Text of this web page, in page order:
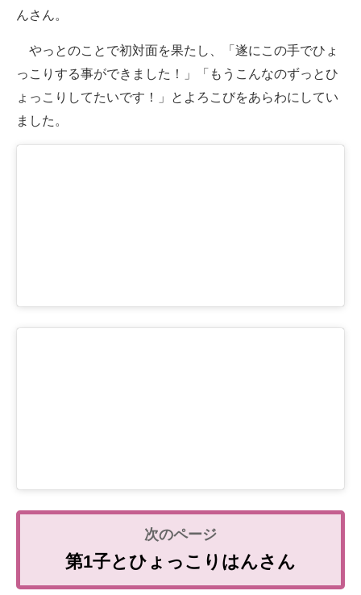
んさん。
やっとのことで初対面を果たし、「遂にこの手でひょ
っこりする事ができました！」「もうこんなのずっとひ
ょっこりしてたいです！」とよろこびをあらわにしてい
ました。
第1子とひょっこりはんさん